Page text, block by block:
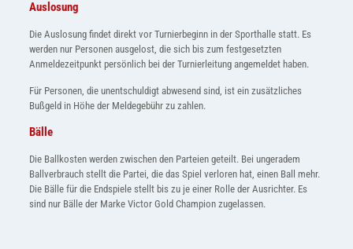
Auslosung
Die Auslosung findet direkt vor Turnierbeginn in der Sporthalle statt. Es
werden nur Personen ausgelost, die sich bis zum festgesetzten
Anmeldezeitpunkt persönlich bei der Turnierleitung angemeldet haben.
Für Personen, die unentschuldigt abwesend sind, ist ein zusätzliches
Bußgeld in Höhe der Meldegebühr zu zahlen.
Bälle
Die Ballkosten werden zwischen den Parteien geteilt. Bei ungeradem
Ballverbrauch stellt die Partei, die das Spiel verloren hat, einen Ball mehr.
Die Bälle für die Endspiele stellt bis zu je einer Rolle der Ausrichter. Es
sind nur Bälle der Marke Victor Gold Champion zugelassen.